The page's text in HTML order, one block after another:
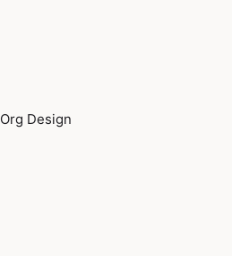
Org Design